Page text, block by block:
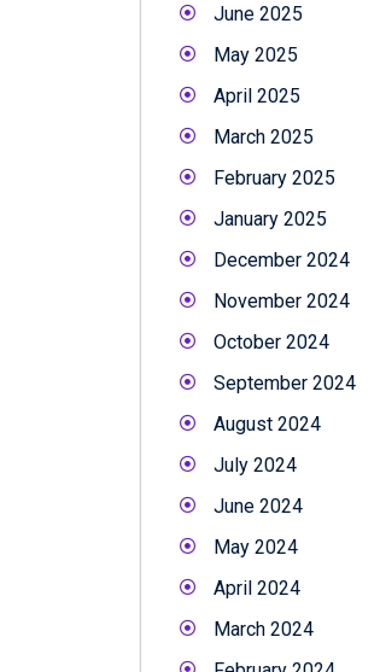
June 2025
May 2025
April 2025
March 2025
February 2025
January 2025
December 2024
November 2024
October 2024
September 2024
August 2024
July 2024
June 2024
May 2024
April 2024
March 2024